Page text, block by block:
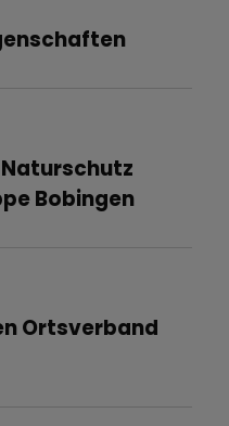
Bobingen
Ortsverband